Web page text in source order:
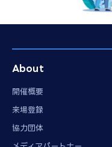
About
開催概要
来場登録
協力団体